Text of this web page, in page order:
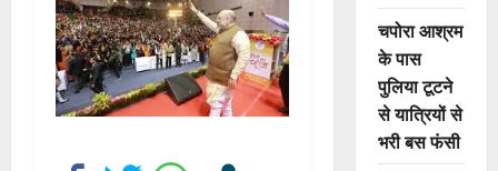
चपोरा आश्रम
के पास
पुलिया टूटने
से यात्रियों से
भरी बस फंसी